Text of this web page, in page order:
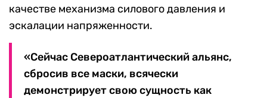
качестве механизма силового давления и
эскалации напряженности.
«Сейчас Североатлантический альянс,
сбросив все маски, всячески
демонстрирует свою сущность как